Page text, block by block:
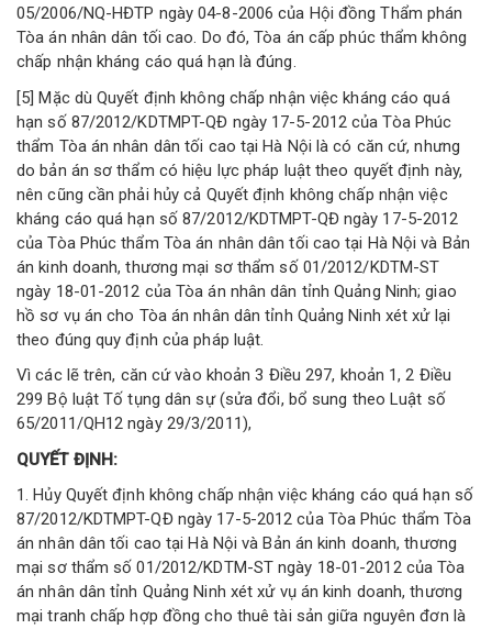
05/2006/NQ-HĐTP ngày 04-8-2006 của Hội đồng Thẩm phán
Tòa án nhân dân tối cao. Do đó, Tòa án cấp phúc thẩm không
chấp nhận kháng cáo quá hạn là đúng.
[5] Mặc dù Quyết định không chấp nhận việc kháng cáo quá
hạn số 87/2012/KDTMPT-QĐ ngày 17-5-2012 của Tòa Phúc
thẩm Tòa án nhân dân tối cao tại Hà Nội là có căn cứ, nhưng
do bản án sơ thẩm có hiệu lực pháp luật theo quyết định này,
nên cũng cần phải hủy cả Quyết định không chấp nhận việc
kháng cáo quá hạn số 87/2012/KDTMPT-QĐ ngày 17-5-2012
của Tòa Phúc thẩm Tòa án nhân dân tối cao tại Hà Nội và Bản
án kinh doanh, thương mại sơ thẩm số 01/2012/KDTM-ST
ngày 18-01-2012 của Tòa án nhân dân tỉnh Quảng Ninh; giao
hồ sơ vụ án cho Tòa án nhân dân tỉnh Quảng Ninh xét xử lại
theo đúng quy định của pháp luật.
Vì các lẽ trên, căn cứ vào khoản 3 Điều 297, khoản 1, 2 Điều
299 Bộ luật Tố tụng dân sự (sửa đổi, bổ sung theo Luật số
65/2011/QH12 ngày 29/3/2011),
QUYẾT ĐỊNH:
1. Hủy Quyết định không chấp nhận việc kháng cáo quá hạn số
87/2012/KDTMPT-QĐ ngày 17-5-2012 của Tòa Phúc thẩm Tòa
án nhân dân tối cao tại Hà Nội và Bản án kinh doanh, thương
mại sơ thẩm số 01/2012/KDTM-ST ngày 18-01-2012 của Tòa
án nhân dân tỉnh Quảng Ninh xét xử vụ án kinh doanh, thương
mại tranh chấp hợp đồng cho thuê tài sản giữa nguyên đơn là